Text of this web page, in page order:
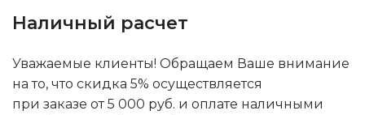
Наличный расчет
Уважаемые клиенты! Обращаем Ваше внимание
на то, что скидка 5% осуществляется
при заказе от 5 000 руб. и оплате наличными